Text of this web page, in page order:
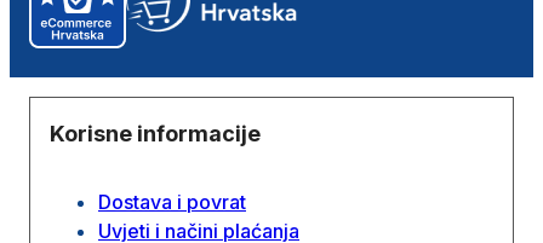
Korisne informacije
Dostava i povrat
Uvjeti i načini plaćanja